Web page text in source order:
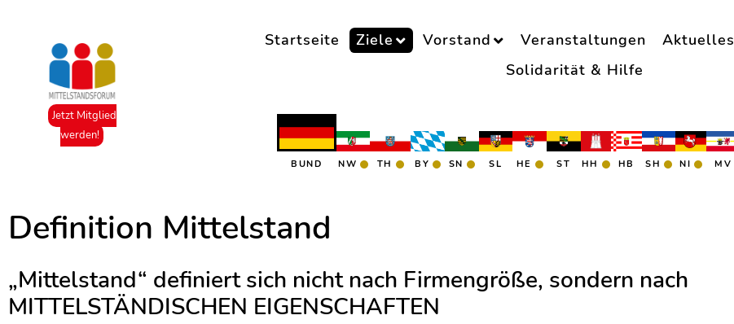
Jetzt Mitglied
werden!
Startseite Ziele Vorstand Veranstaltungen Aktuelles
Solidarität & Hilfe
BUND NW TH BY SN SL HE ST HH HB SH NI MV
Definition Mittelstand
„Mittelstand“ definiert sich nicht nach Firmengröße, sondern nach
MITTELSTÄNDISCHEN EIGENSCHAFTEN